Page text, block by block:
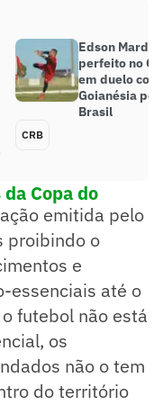
Edson
perfeito no
em duelo com
Goianésia
Brasil
CRB
Copa do
emitida pelo
proibindo o
e
essenciais até o
futebol não está
os
não o tem
do território